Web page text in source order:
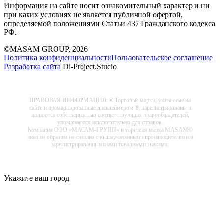
Информация на сайте носит ознакомительный характер и ни
при каких условиях не является публичной офертой,
определяемой положениями Статьи 437 Гражданского кодекса
РФ.
©MASAM GROUP, 2026
Политика конфиденциальностиПользовательское соглашение
Разработка сайта Di-Project.Studio
ПРАВОВАЯ ИНФОРМАЦИЯ: ® Торговые марки, указанные на
сайте и промаркированные дисклеймером ®, зарегистрированы и
являются собственностью соответствующих правообладателей,
упоминаются исключительно для справок.
Компания ООО «МАСАМ-ГРУПП» и торговая марка MASAM©
никоим образом не связана с вышеуказанными производителями и
зарегистрированными ими товарными знаками.
Укажите ваш город